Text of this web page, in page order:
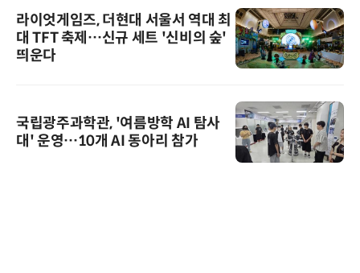
라이엇게임즈, 더현대 서울서 역대 최
대 TFT 축제…신규 세트 '신비의 숲'
띄운다
국립광주과학관, '여름방학 AI 탐사
대' 운영…10개 AI 동아리 참가